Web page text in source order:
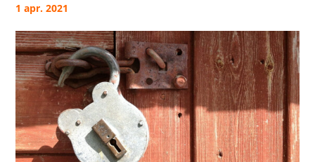
1 apr. 2021